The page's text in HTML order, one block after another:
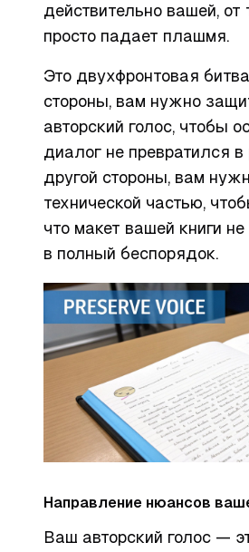
действительно вашей, от
просто падает плашмя.
Это двухфронтовая
стороны, вам нужно
авторский голос, чтобы
диалог не превратился в
другой стороны, вам
технической частью,
что макет вашей книги
в полный беспорядок.
Направление нюансов
Ваш авторский голос —